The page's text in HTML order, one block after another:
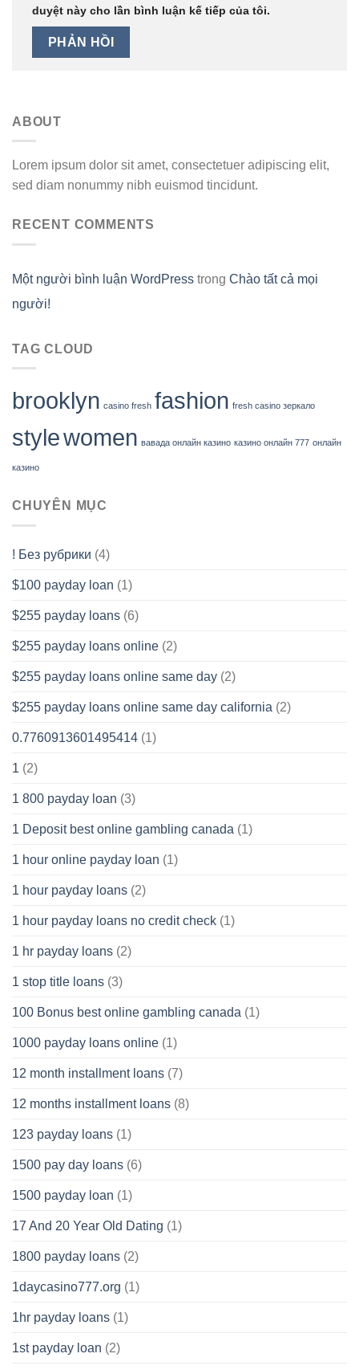
duyệt này cho lần bình luận kế tiếp của tôi.
ABOUT
Lorem ipsum dolor sit amet, consectetuer adipiscing elit,
sed diam nonummy nibh euismod tincidunt.
RECENT COMMENTS
Một người bình luận WordPress trong Chào tất cả mọi
người!
TAG CLOUD
brooklyn casino fresh fashion fresh casino зеркало
stylewomen вавада онлайн казино казино онлайн 777 онлайн
казино
CHUYÊN MỤC
! Без рубрики (4)
$100 payday loan (1)
$255 payday loans (6)
$255 payday loans online (2)
$255 payday loans online same day (2)
$255 payday loans online same day california (2)
0.7760913601495414 (1)
1 (2)
1 800 payday loan (3)
1 Deposit best online gambling canada (1)
1 hour online payday loan (1)
1 hour payday loans (2)
1 hour payday loans no credit check (1)
1 hr payday loans (2)
1 stop title loans (3)
100 Bonus best online gambling canada (1)
1000 payday loans online (1)
12 month installment loans (7)
12 months installment loans (8)
123 payday loans (1)
1500 pay day loans (6)
1500 payday loan (1)
17 And 20 Year Old Dating (1)
1800 payday loans (2)
1daycasino777.org (1)
1hr payday loans (1)
1st payday loan (2)